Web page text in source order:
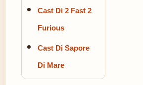
Cast Di 2 Fast 2
Furious
Cast Di Sapore
Di Mare